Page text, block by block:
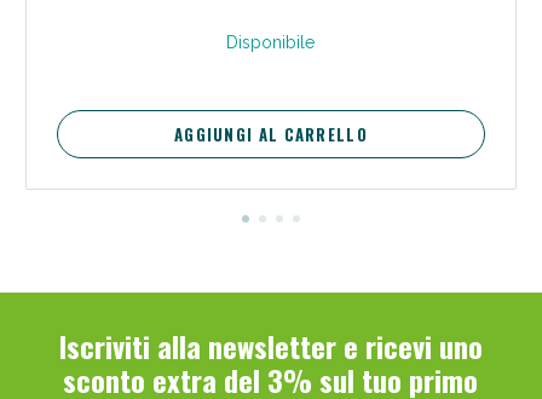
Disponibile
AGGIUNGI AL CARRELLO
Iscriviti alla newsletter e ricevi uno
sconto extra del 3% sul tuo primo